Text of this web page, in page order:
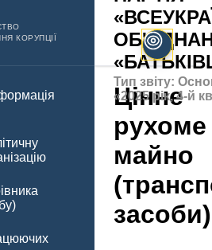
КОРУПЦІЇ
Тип звіту:
«2025 рік, 4-й
Цінне
рухоме
майно
засоби)